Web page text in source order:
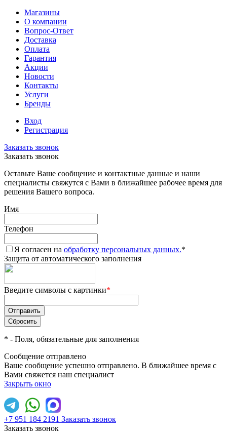
Магазины
О компании
Вопрос-Ответ
Доставка
Оплата
Гарантия
Акции
Новости
Контакты
Услуги
Бренды
Вход
Регистрация
Заказать звонок
Заказать звонок
Оставьте Ваше сообщение и контактные данные и наши
специалисты свяжутся с Вами в ближайшее рабочее время для
решения Вашего вопроса.
Имя
Телефон
Я согласен на обработку персональных данных.*
Защита от автоматического заполнения
Введите символы с картинки*
* - Поля, обязательные для заполнения
Сообщение отправлено
Ваше сообщение успешно отправлено. В ближайшее время с
Вами свяжется наш специалист
Закрыть окно
+7 951 184 2191 Заказать звонок
Заказать звонок